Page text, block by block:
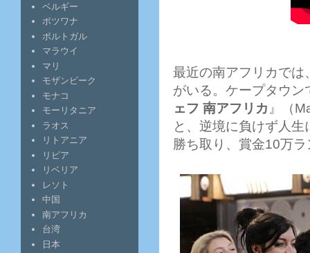
最近の南アフリカでは
がいる。ケープタウ
ェフ 南アフリカ 』（
と、逆境に負けず人
勝ち取り、賞金10万
ベルギー
ボツワナ
ポルトガル
マラウイ
マリ
モザンビーク
モナコ
モーリタニア
ラオス
リトアニア
リビア
リベリア
レソト
中国
南アフリカ
台湾
日本